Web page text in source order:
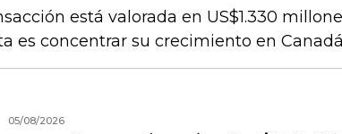
está valorada en US$1.330
es concentrar su crecimiento en
05/08/2026